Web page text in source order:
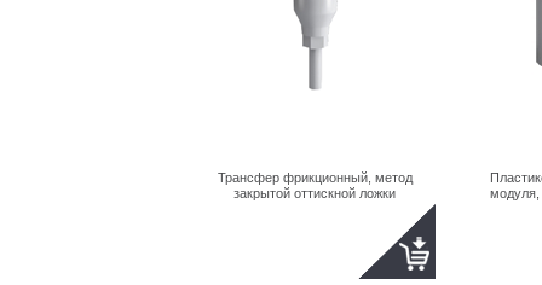
Трансфер фрикционный, метод
закрытой оттискной ложки
модуля,